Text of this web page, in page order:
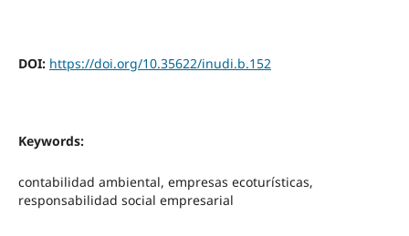
DOI: https://doi.org/10.35622/inudi.b.152
Keywords:
contabilidad ambiental, empresas ecoturísticas,
responsabilidad social empresarial